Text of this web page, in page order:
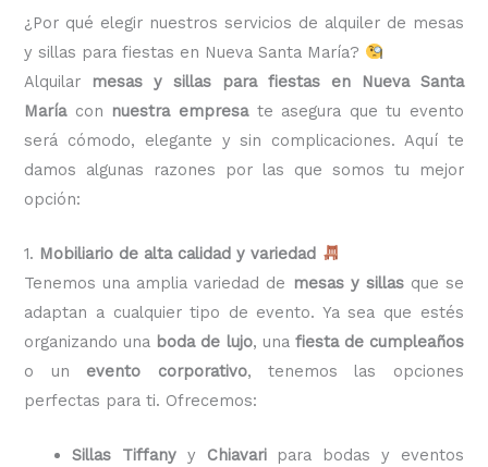
¿Por qué elegir nuestros servicios de alquiler de mesas
y sillas para fiestas en Nueva Santa María?
Alquilar mesas y sillas para fiestas en Nueva Santa
Maríacon nuestra empresate asegura que tu evento
será cómodo, elegante y sin complicaciones. Aquí te
damos algunas razones por las que somos tu mejor
opción:
1. Mobiliario de alta calidad y variedad
Tenemos una amplia variedad de mesas y sillasque se
adaptan a cualquier tipo de evento. Ya sea que estés
organizando una boda de lujo, una fiesta de cumpleaños
o un evento corporativo, tenemos las opciones
perfectas para ti. Ofrecemos:
Sillas Tiffanyy Chiavaripara bodas y eventos